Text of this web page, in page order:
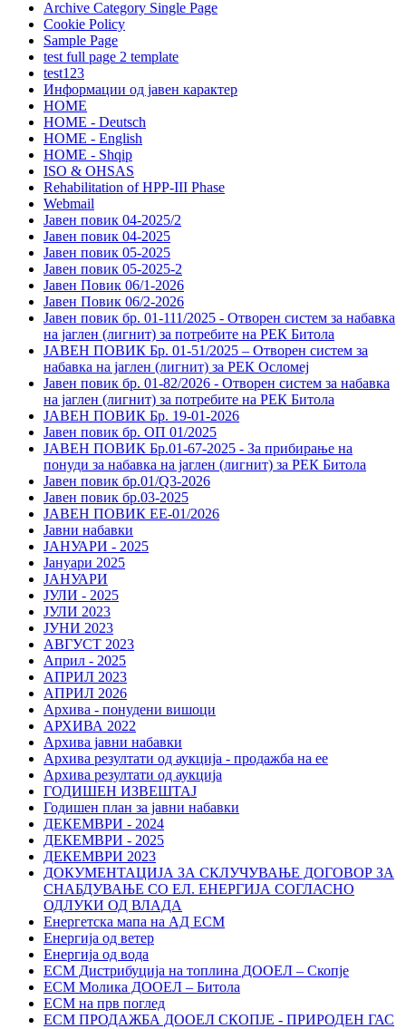
Archive Category Single Page
Cookie Policy
Sample Page
test full page 2 template
test123
Информации од јавен карактер
HOME
HOME - Deutsch
HOME - English
HOME - Shqip
ISO & OHSAS
Rehabilitation of HPP-III Phase
Webmail
Јавен повик 04-2025/2
Јавен повик 04-2025
Јавен повик 05-2025
Јавен повик 05-2025-2
Јавен Повик 06/1-2026
Јавен Повик 06/2-2026
Јавен повик бр. 01-111/2025 - Отворен систем за набавка
на јаглен (лигнит) за потребите на РЕК Битола
ЈАВЕН ПОВИК Бр. 01-51/2025 – Отворен систем за
набавка на јаглен (лигнит) за РЕК Осломеј
Јавен повик бр. 01-82/2026 - Отворен систем за набавка
на јаглен (лигнит) за потребите на РЕК Битола
ЈАВЕН ПОВИК Бр. 19-01-2026
Јавен повик бр. ОП 01/2025
ЈАВЕН ПОВИК Бр.01-67-2025 - За прибирање на
понуди за набавка на јаглен (лигнит) за РЕК Битола
Јавен повик бр.01/Q3-2026
Јавен повик бр.03-2025
ЈАВЕН ПОВИК ЕЕ-01/2026
Јавни набавки
ЈАНУАРИ - 2025
Јануари 2025
ЈАНУАРИ
ЈУЛИ - 2025
ЈУЛИ 2023
ЈУНИ 2023
АВГУСТ 2023
Април - 2025
АПРИЛ 2023
АПРИЛ 2026
Архива - понудени вишоци
АРХИВА 2022
Архива јавни набавки
Архива резултати од аукција - продажба на ее
Архива резултати од аукција
ГОДИШЕН ИЗВЕШТАЈ
Годишен план за јавни набавки
ДЕКЕМВРИ - 2024
ДЕКЕМВРИ - 2025
ДЕКЕМВРИ 2023
ДОКУМЕНТАЦИЈА ЗА СКЛУЧУВАЊЕ ДОГОВОР ЗА
СНАБДУВАЊЕ СО ЕЛ. ЕНЕРГИЈА СОГЛАСНО
ОДЛУКИ ОД ВЛАДА
Енергетска мапа на АД ЕСМ
Енергија од ветер
Енергија од вода
ЕСМ Дистрибуција на топлина ДООЕЛ – Скопје
ЕСМ Молика ДООЕЛ – Битола
ЕСМ на прв поглед
ЕСМ ПРОДАЖБА ДООЕЛ СКОПЈЕ - ПРИРОДЕН ГАС